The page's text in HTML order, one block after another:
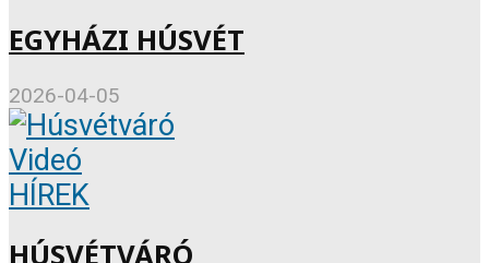
EGYHÁZI HÚSVÉT
2026-04-05
Videó
HÍREK
HÚSVÉTVÁRÓ